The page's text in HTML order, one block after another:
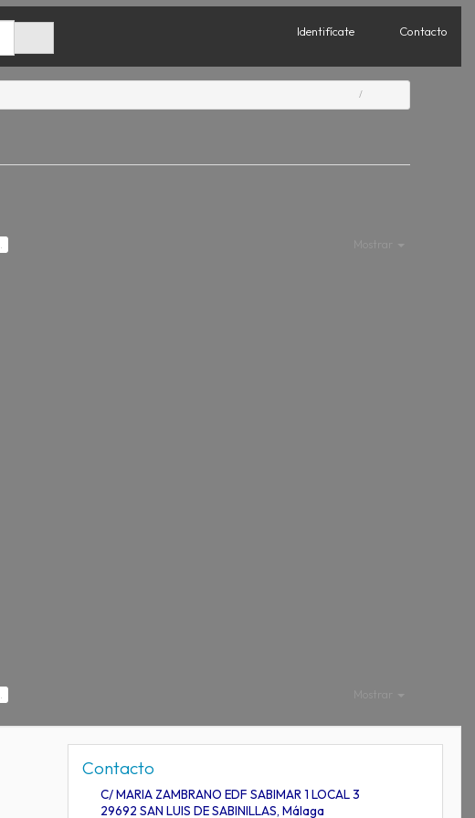
Identifícate Contacto
Contacto
C/ MARIA ZAMBRANO EDF SABIMAR 1 LOCAL 3
29692 SAN LUIS DE SABINILLAS, Málaga